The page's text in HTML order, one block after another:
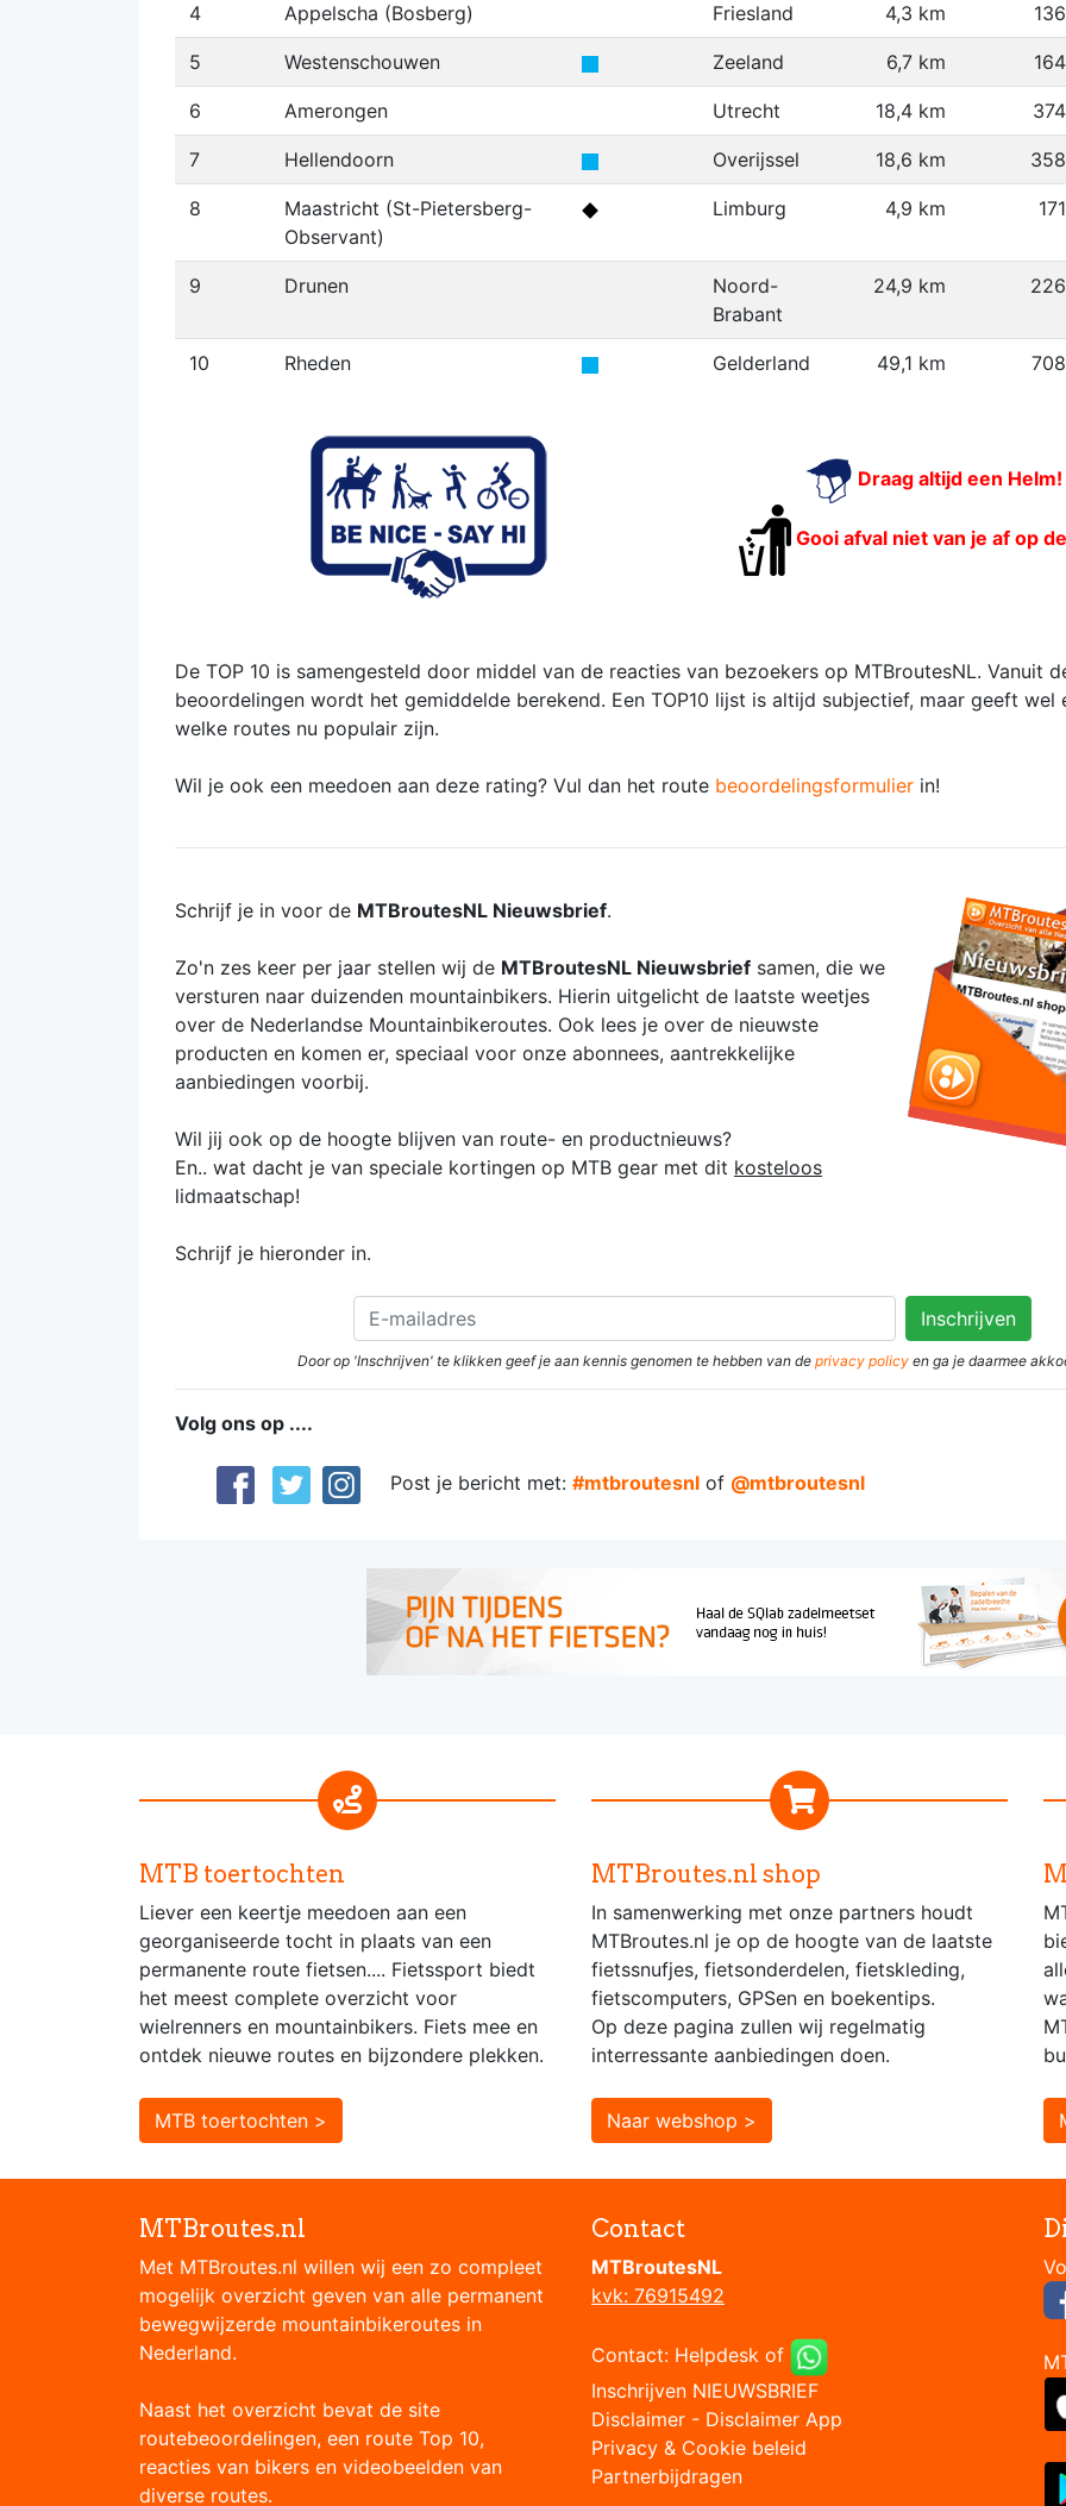
4 Appelscha (Bosberg) Friesland 4,3 km
5 Westenschouwen Zeeland 6,7 km
6 Amerongen Utrecht 18,4 km
7 Hellendoorn Overijssel 18,6 km
8
Maastricht (St-Pietersberg-
Observant)
Limburg 4,9 km
9 Drunen
Noord-
Brabant
24,9 km
10 Rheden Gelderland 49,1 km
Draag altijd een Helm!
Gooi afval niet van je af op
De TOP 10 is samengesteld door middel van de reacties van bezoekers op MTBroutesNL. Vanuit
beoordelingen wordt het gemiddelde berekend. Een TOP10 lijst is altijd subjectief, maar geeft wel
welke routes nu populair zijn.
Wil je ook een meedoen aan deze rating? Vul dan het route beoordelingsformulier in!
Schrijf je in voor de MTBroutesNL Nieuwsbrief.
Zo'n zes keer per jaar stellen wij de MTBroutesNL Nieuwsbrief samen, die we
versturen naar duizenden mountainbikers. Hierin uitgelicht de laatste weetjes
over de Nederlandse Mountainbikeroutes. Ook lees je over de nieuwste
producten en komen er, speciaal voor onze abonnees, aantrekkelijke
aanbiedingen voorbij.
Wil jij ook op de hoogte blijven van route- en productnieuws?
En.. wat dacht je van speciale kortingen op MTB gear met dit kosteloos
lidmaatschap!
Schrijf je hieronder in.
Door op 'Inschrijven' te klikken geef je aan kennis genomen te hebben van de privacy policyen ga je daarmee
Volg ons op ....
Post je bericht met: #mtbroutesnl of @mtbroutesnl
MTB toertochten
Liever een keertje meedoen aan een
georganiseerde tocht in plaats van een
permanente route fietsen.... Fietssport biedt
het meest complete overzicht voor
wielrenners en mountainbikers. Fiets mee en
ontdek nieuwe routes en bijzondere plekken.
MTB toertochten >
MTBroutes.nl shop
In samenwerking met onze partners houdt
MTBroutes.nl je op de hoogte van de laatste
fietssnufjes, fietsonderdelen, fietskleding,
fietscomputers, GPSen en boekentips.
Op deze pagina zullen wij regelmatig
interressante aanbiedingen doen.
Naar webshop >
MTBroutes.nl
Met MTBroutes.nl willen wij een zo compleet
mogelijk overzicht geven van alle permanent
bewegwijzerde mountainbikeroutes in
Nederland.
Naast het overzicht bevat de site
routebeoordelingen, een route Top 10,
reacties van bikers en videobeelden van
diverse routes.
Contact
MTBroutesNL
kvk: 76915492
Contact: Helpdesk of
Inschrijven NIEUWSBRIEF
Disclaimer - Disclaimer App
Privacy & Cookie beleid
Partnerbijdragen